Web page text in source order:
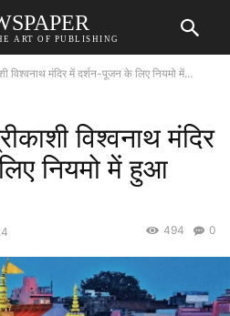
ART OF PUBLISHING
विश्वनाथ मंदिर में दर्शन-पूजन के लिए नियमो में...
विश्वनाथ मंदिर
नियमो में हुआ
0
494